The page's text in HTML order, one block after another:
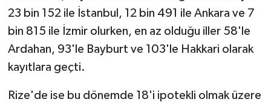
23 bin 152 ile İstanbul, 12 bin 491 ile Ankara ve 7
bin 815 ile İzmir olurken, en az olduğu iller 58'le
Ardahan, 93'le Bayburt ve 103'le Hakkari olarak
kayıtlara geçti.
Rize'de ise bu dönemde 18'i ipotekli olmak üzere